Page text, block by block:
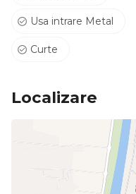
Usa intrare Metal
Curte
Localizare